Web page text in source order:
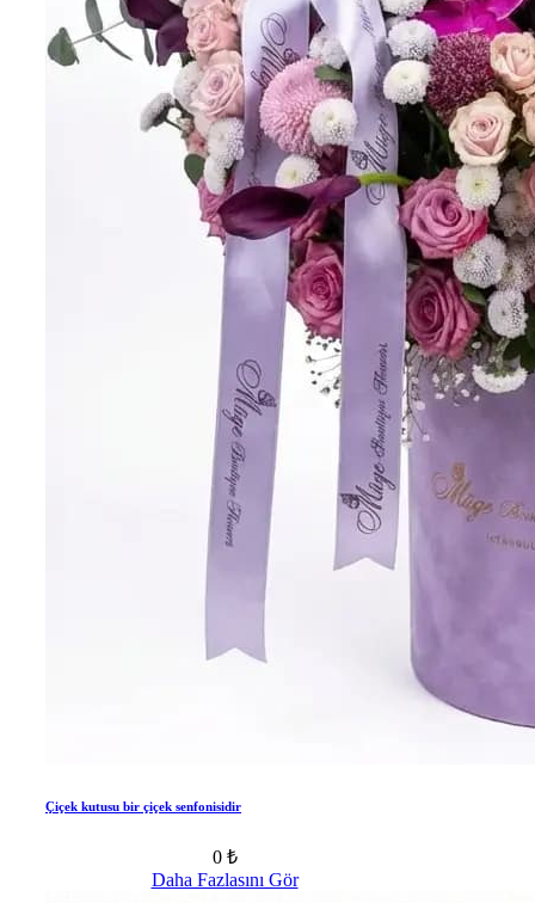
Çiçek kutusu bir çiçek senfonisidir
0 ₺
Daha Fazlasını Gör